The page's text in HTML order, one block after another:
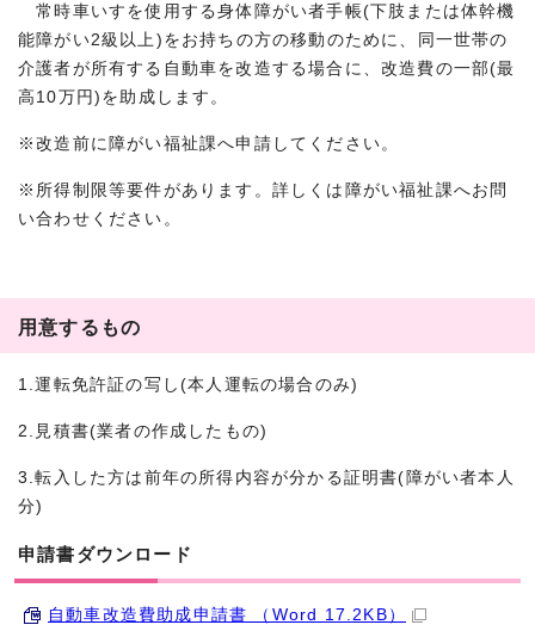
常時車いすを使用する身体障がい者手帳(下肢または体幹機
能障がい2級以上)をお持ちの方の移動のために、同一世帯の
介護者が所有する自動車を改造する場合に、改造費の一部(最
高10万円)を助成します。
※改造前に障がい福祉課へ申請してください。
※所得制限等要件があります。詳しくは障がい福祉課へお問
い合わせください。
用意するもの
1.運転免許証の写し(本人運転の場合のみ)
2.見積書(業者の作成したもの)
3.転入した方は前年の所得内容が分かる証明書(障がい者本人
分)
申請書ダウンロード
自動車改造費助成申請書 （Word 17.2KB）